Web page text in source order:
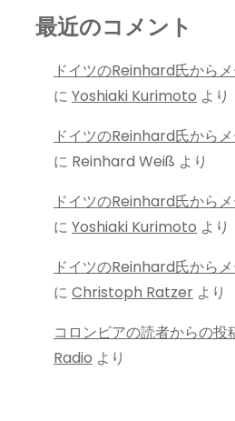
最近のコメント
ドイツのReinhard氏からメ
に Yoshiaki Kurimoto より
ドイツのReinhard氏からメ
に Reinhard Weiß より
ドイツのReinhard氏からメ
に Yoshiaki Kurimoto より
ドイツのReinhard氏からメ
に Christoph Ratzer より
コロンビアの読者からの投
Radio より